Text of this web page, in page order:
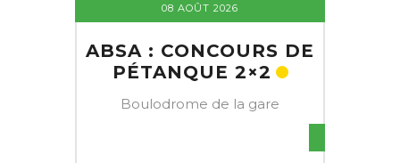
08 AOÛT 2026
ABSA : CONCOURS DE
PÉTANQUE 2×2
Boulodrome de la gare